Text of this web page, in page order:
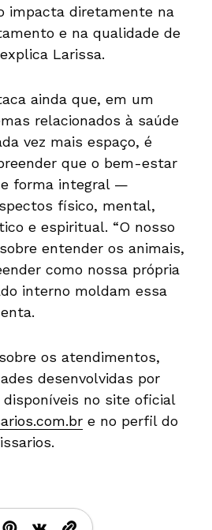
impacta diretamente na
e na qualidade de
Larissa.
ainda que, em um
relacionados à saúde
vez mais espaço, é
que o bem-estar
forma integral —
físico, mental,
e espiritual. “O nosso
entender os animais,
como nossa própria
interno moldam essa
os atendimentos,
desenvolvidas por
disponíveis no site oficial
e no perfil do